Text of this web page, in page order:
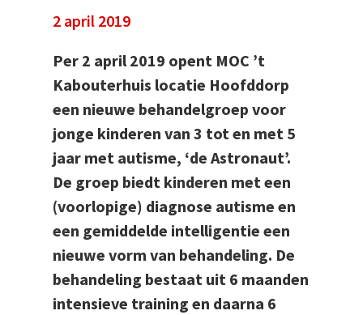
2 april 2019
Per 2 april 2019 opent MOC ’t
Kabouterhuis locatie Hoofddorp
een nieuwe behandelgroep voor
jonge kinderen van 3 tot en met 5
jaar met autisme, ‘de Astronaut’.
De groep biedt kinderen met een
(voorlopige) diagnose autisme en
een gemiddelde intelligentie een
nieuwe vorm van behandeling. De
behandeling bestaat uit 6 maanden
intensieve training en daarna 6